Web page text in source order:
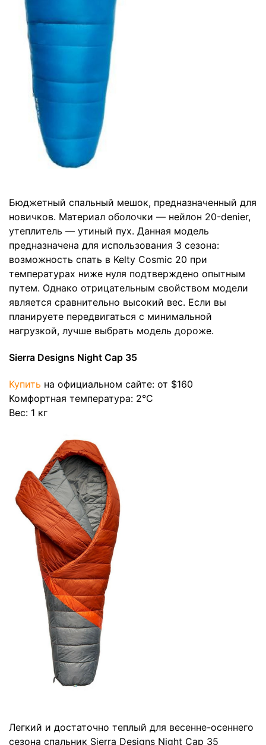
Бюджетный спальный мешок, предназначенный для
новичков. Материал оболочки — нейлон 20-denier,
утеплитель — утиный пух. Данная модель
предназначена для использования 3 сезона:
возможность спать в Kelty Cosmic 20 при
температурах ниже нуля подтверждено опытным
путем. Однако отрицательным свойством модели
является сравнительно высокий вес. Если вы
планируете передвигаться с минимальной
нагрузкой, лучше выбрать модель дороже.
Sierra Designs Night Cap 35
Купить на официальном сайте: от $160
Комфортная температура: 2°C
Вес: 1 кг
Легкий и достаточно теплый для весенне-осеннего
сезона спальник Sierra Designs Night Cap 35